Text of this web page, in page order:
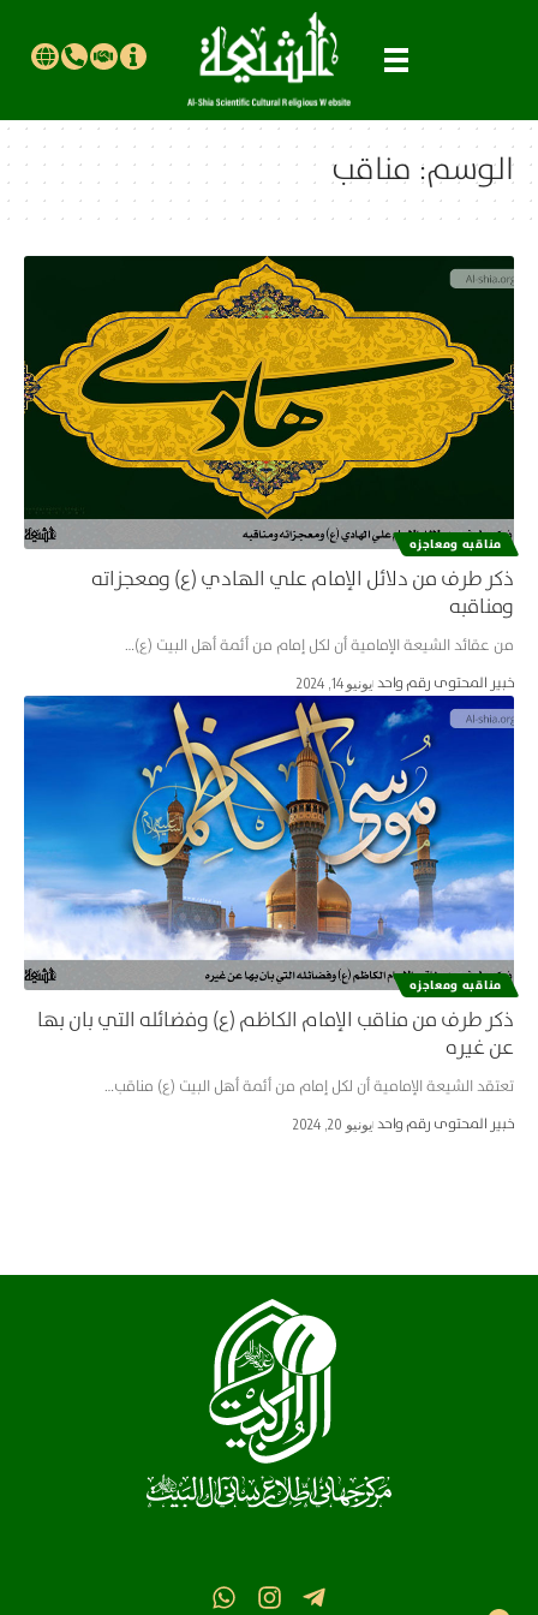
الوسم: مناقب
مناقبه ومعاجزه
ذكر طرف من دلائل الإمام علي الهادي (ع) ومعجزاته
ومناقبه
من عقائد الشيعة الإمامية أن لكل إمام من أئمة أهل البيت (ع)…
خبير المحتوى رقم واحد يونيو 14, 2024
مناقبه ومعاجزه
ذكر طرف من مناقب الإمام الكاظم (ع) وفضائله التي بان بها
عن غيره
تعتقد الشيعة الإمامية أن لكل إمام من أئمة أهل البيت (ع) مناقب…
خبير المحتوى رقم واحد يونيو 20, 2024